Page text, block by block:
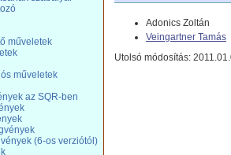
műveletek
műveletek
az SQR-ben
(6-os verziótól)
Adonics Zoltán
Veingartner Tamás
Utolsó módosítás: